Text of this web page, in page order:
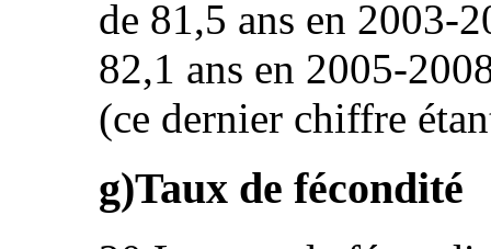
de 81,5 ans en 2003-
82,1 ans en 2005-
(ce dernier chiffre
g)Taux de fécondité